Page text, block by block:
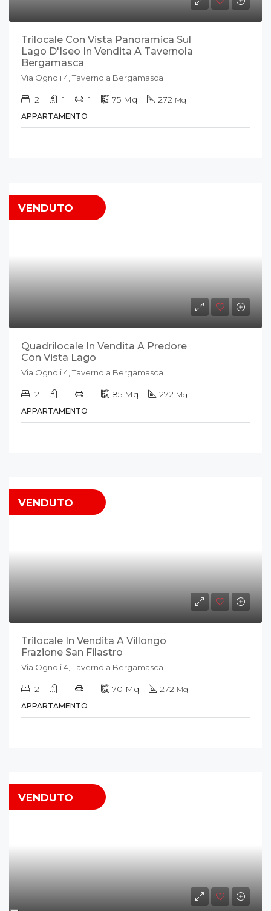
Trilocale Con Vista Panoramica Sul
Lago D'Iseo In Vendita A Tavernola
Bergamasca
Via Ognoli 4, Tavernola Bergamasca
2 1 1 75 Mq 272 Mq
APPARTAMENTO
VENDUTO
Quadrilocale In Vendita A Predore
Con Vista Lago
Via Ognoli 4, Tavernola Bergamasca
2 1 1 85 Mq 272 Mq
APPARTAMENTO
VENDUTO
Trilocale In Vendita A Villongo
Frazione San Filastro
Via Ognoli 4, Tavernola Bergamasca
2 1 1 70 Mq 272 Mq
APPARTAMENTO
VENDUTO